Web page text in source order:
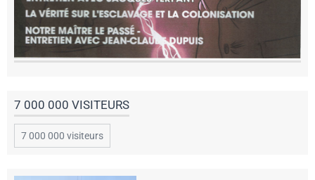
7 000 000 VISITEURS
7 000 000 visiteurs